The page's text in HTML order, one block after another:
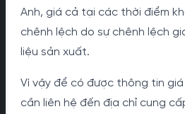
Anh, giá cả tại các thời điểm
chênh lệch do sự chênh lệch
liệu sản xuất.
Vì vậy để có được thông tin
cần liên hệ đến địa chỉ cung